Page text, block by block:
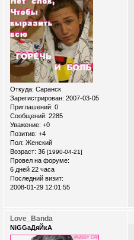
Откуда: Саранск
Зарегистрирован: 2007-03-05
Приглашений: 0
Сообщений: 2285
Уважение: +0
Позитив: +4
Пол: Женский
Возраст: 36 [1990-04-21]
Провел на форуме:
6 дней 22 часа
Последний визит:
2008-01-29 12:01:55
Love_Banda
NiGGaДяЙкА